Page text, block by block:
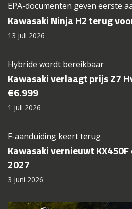
EPA-documenten geven eerste
Kawasaki Ninja H2 terug
13 juli 2026
Hybride wordt bereikbaar
Kawasaki verlaagt prijs Z7
€6.999
1 juli 2026
F-aanduiding keert terug
Kawasaki vernieuwt KX450F
2027
3 juni 2026